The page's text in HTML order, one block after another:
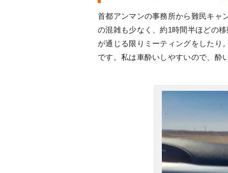
首都アンマンの事務所から難民キャ
の混雑も少なく、約1時間半ほどの
が通じる限りミーティングをしたり
です。私は車酔いしやすいので、酔